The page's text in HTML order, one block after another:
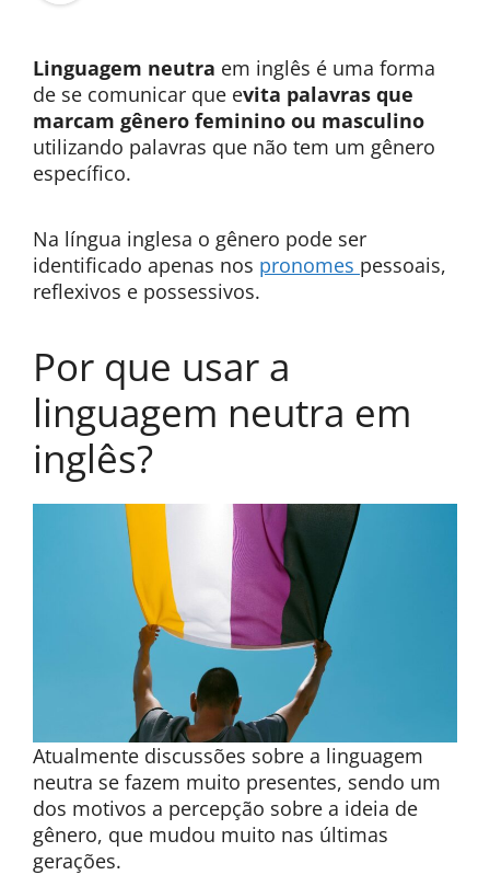
Linguagem neutra em inglês é uma forma
de se comunicar que evita palavras que
marcam gênero feminino ou masculino
utilizando palavras que não tem um gênero
específico.
Na língua inglesa o gênero pode ser
identificado apenas nos pronomes pessoais,
reflexivos e possessivos.
Por que usar a
linguagem neutra em
inglês?
Atualmente discussões sobre a linguagem
neutra se fazem muito presentes, sendo um
dos motivos a percepção sobre a ideia de
gênero, que mudou muito nas últimas
gerações.